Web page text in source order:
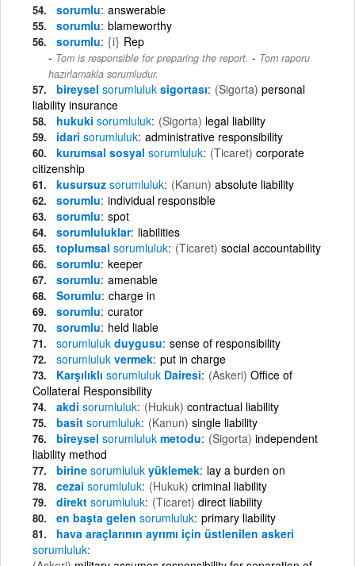
sorumlu answerable
sorumlu blameworthy
sorumlu {i} Rep
Tom is responsible for preparing the report. - Tom raporu
hazırlamakla sorumludur.
bireysel sorumluluk sigortası (Sigorta) personal
liability insurance
hukuki sorumluluk (Sigorta) legal liability
idari sorumluluk administrative responsibility
kurumsal sosyal sorumluluk (Ticaret) corporate
citizenship
kusursuz sorumluluk (Kanun) absolute liability
sorumlu individual responsible
sorumlu spot
sorumluluklar liabilities
toplumsal sorumluluk (Ticaret) social accountability
sorumlu keeper
sorumlu amenable
Sorumlu charge in
sorumlu curator
sorumlu held liable
sorumluluk duygusu sense of responsibility
sorumluluk vermek put in charge
Karşılıklı sorumluluk Dairesi (Askeri) Office of
Collateral Responsibility
akdi sorumluluk (Hukuk) contractual liability
basit sorumluluk (Kanun) single liability
bireysel sorumluluk metodu (Sigorta) independent
liability method
birine sorumluluk yüklemek lay a burden on
cezai sorumluluk (Hukuk) criminal liability
direkt sorumluluk (Ticaret) direct liability
en başta gelen sorumluluk primary liability
hava araçlarının ayrımı için üstlenilen askeri
sorumluluk